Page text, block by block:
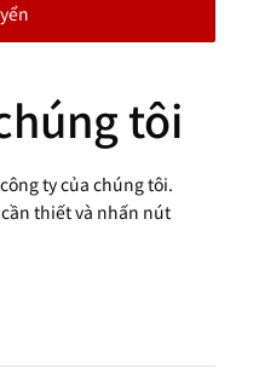
tôi
ty của chúng tôi.
thiết và nhấn nút